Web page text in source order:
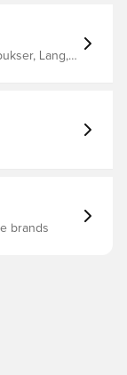
Lang,
brands